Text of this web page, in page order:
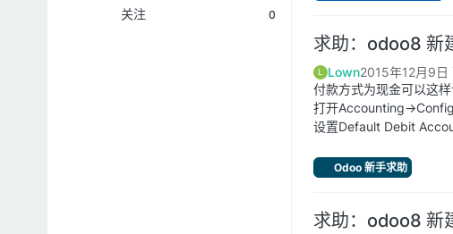
关注 0
求助：odoo8 新
L Lown2015年12月9日
付款方式为现金可以这样
打开Accounting-
设置Default Debit
Odoo 新手求助
求助：odoo8 新